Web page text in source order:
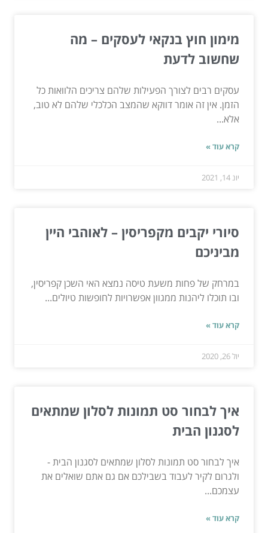
מימון חוץ בנקאי לעסקים – מה
שחשוב לדעת
עסקים רבים לצורך הפעילות שלהם צריכים הלוואות כל
הזמן. אין זה אומר דווקא שהמצב הכלכלי שלהם לא טוב,
אלא...
קרא עוד »
יונ 14, 2021
סיורי יקבים מקפריסין – לאוהבי היין
מביניכם
במרחק של פחות משעת טיסה נמצא האי השכן קפריסין,
ובו תוכלו ליהנות ממגוון אפשרויות לחופשות טיולים...
קרא עוד »
יול 26, 2020
איך לבחור סט תמונות לסלון שמתאים
לסגנון הבית
איך לבחור סט תמונות לסלון שמתאים לסגנון הבית -
ולגרום לקיר לעבוד בשבילכם אם גם אתם שואלים את
עצמכם...
קרא עוד »